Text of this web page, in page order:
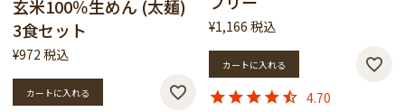
玄米100％生めん (太麺)
3食セット
¥972 税込
カートに入れる
¥1,166 税込
カートに入れる
4.70